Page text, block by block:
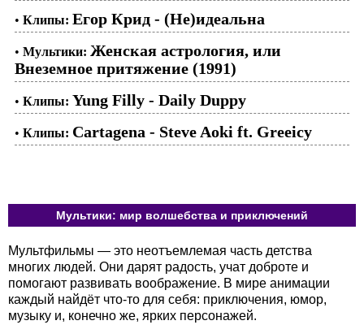
• Клипы: Егор Крид - (Не)идеальна
• Мультики: Женская астрология, или
Внеземное притяжение (1991)
• Клипы: Yung Filly - Daily Duppy
• Клипы: Cartagena - Steve Aoki ft. Greeicy
Мультики: мир волшебства и приключений
Мультфильмы — это неотъемлемая часть детства
многих людей. Они дарят радость, учат доброте и
помогают развивать воображение. В мире анимации
каждый найдёт что-то для себя: приключения, юмор,
музыку и, конечно же, ярких персонажей.